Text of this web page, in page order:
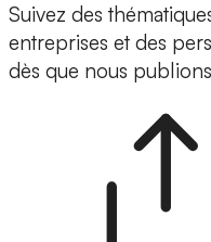
Suivez des
entreprises et des
dès que nous